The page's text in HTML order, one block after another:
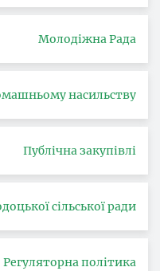
Молодіжна Рада
насильству
Публічна закупівлі
сільської ради
Регуляторна політика